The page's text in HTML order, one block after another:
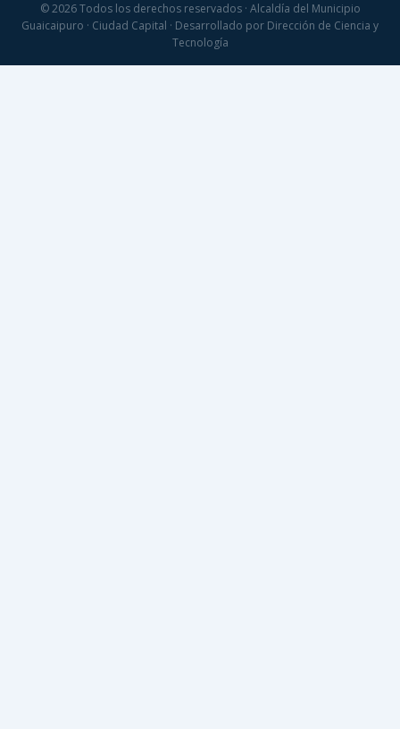
© 2026 Todos los derechos reservados · Alcaldía del Municipio
Guaicaipuro · Ciudad Capital · Desarrollado por Dirección de Ciencia y
Tecnología